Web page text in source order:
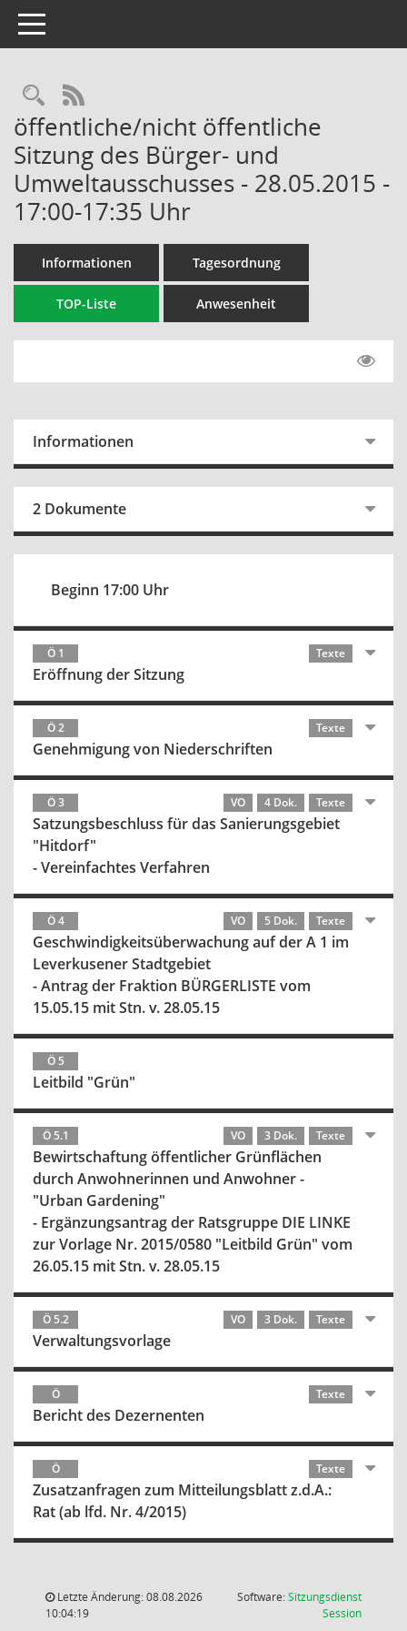
Toggle navigation
Rechercheauswahl
RSS-Feed
öffentliche/nicht öffentliche
Sitzung des Bürger- und
Umweltausschusses - 28.05.2015 -
17:00-17:35 Uhr
Informationen Tagesordnung
TOP-Liste Anwesenheit
Informationen
2 Dokumente
Beginn 17:00 Uhr
Ö 1 Texte
Eröffnung der Sitzung
Ö 2 Texte
Genehmigung von Niederschriften
Ö 3 VO 4 Dok. Texte
Satzungsbeschluss für das Sanierungsgebiet
"Hitdorf"
- Vereinfachtes Verfahren
Ö 4 VO 5 Dok. Texte
Geschwindigkeitsüberwachung auf der A 1 im
Leverkusener Stadtgebiet
- Antrag der Fraktion BÜRGERLISTE vom
15.05.15 mit Stn. v. 28.05.15
Ö 5
Leitbild "Grün"
Ö 5.1 VO 3 Dok. Texte
Bewirtschaftung öffentlicher Grünflächen
durch Anwohnerinnen und Anwohner -
"Urban Gardening"
- Ergänzungsantrag der Ratsgruppe DIE LINKE
zur Vorlage Nr. 2015/0580 "Leitbild Grün" vom
26.05.15 mit Stn. v. 28.05.15
Ö 5.2 VO 3 Dok. Texte
Verwaltungsvorlage
Ö Texte
Bericht des Dezernenten
Ö Texte
Zusatzanfragen zum Mitteilungsblatt z.d.A.:
Rat (ab lfd. Nr. 4/2015)
Letzte Änderung: 08.08.2026
10:04:19
Software:Sitzungsdienst
Session(Wird in